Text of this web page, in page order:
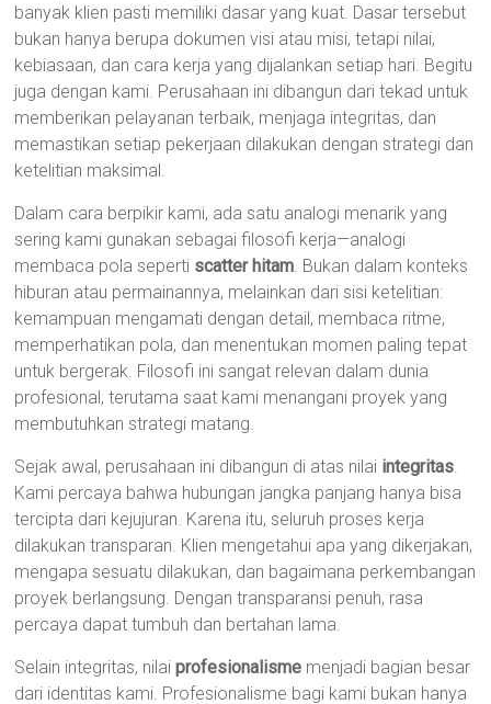
banyak klien pasti memiliki dasar yang kuat. Dasar tersebut
bukan hanya berupa dokumen visi atau misi, tetapi nilai,
kebiasaan, dan cara kerja yang dijalankan setiap hari. Begitu
juga dengan kami. Perusahaan ini dibangun dari tekad untuk
memberikan pelayanan terbaik, menjaga integritas, dan
memastikan setiap pekerjaan dilakukan dengan strategi dan
ketelitian maksimal.
Dalam cara berpikir kami, ada satu analogi menarik yang
sering kami gunakan sebagai filosofi kerja—analogi
membaca pola seperti scatter hitam. Bukan dalam konteks
hiburan atau permainannya, melainkan dari sisi ketelitian:
kemampuan mengamati dengan detail, membaca ritme,
memperhatikan pola, dan menentukan momen paling tepat
untuk bergerak. Filosofi ini sangat relevan dalam dunia
profesional, terutama saat kami menangani proyek yang
membutuhkan strategi matang.
Sejak awal, perusahaan ini dibangun di atas nilai integritas.
Kami percaya bahwa hubungan jangka panjang hanya bisa
tercipta dari kejujuran. Karena itu, seluruh proses kerja
dilakukan transparan. Klien mengetahui apa yang dikerjakan,
mengapa sesuatu dilakukan, dan bagaimana perkembangan
proyek berlangsung. Dengan transparansi penuh, rasa
percaya dapat tumbuh dan bertahan lama.
Selain integritas, nilaiprofesionalisme menjadi bagian besar
dari identitas kami. Profesionalisme bagi kami bukan hanya